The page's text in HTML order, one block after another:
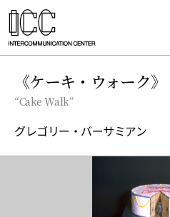
《ケーキ・ウォーク》
“Cake Walk”
グレゴリー・バーサミアン